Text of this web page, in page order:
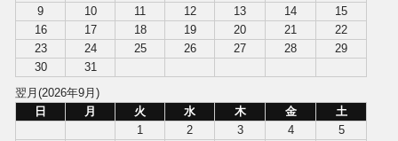
9
10 11 12 13 14
15
16
17 18 19 20 21
22
23
24 25 26 27 28
29
30
31
翌月(2026年9月)
日
月 火 水 木 金
土
1
2 3 4
5